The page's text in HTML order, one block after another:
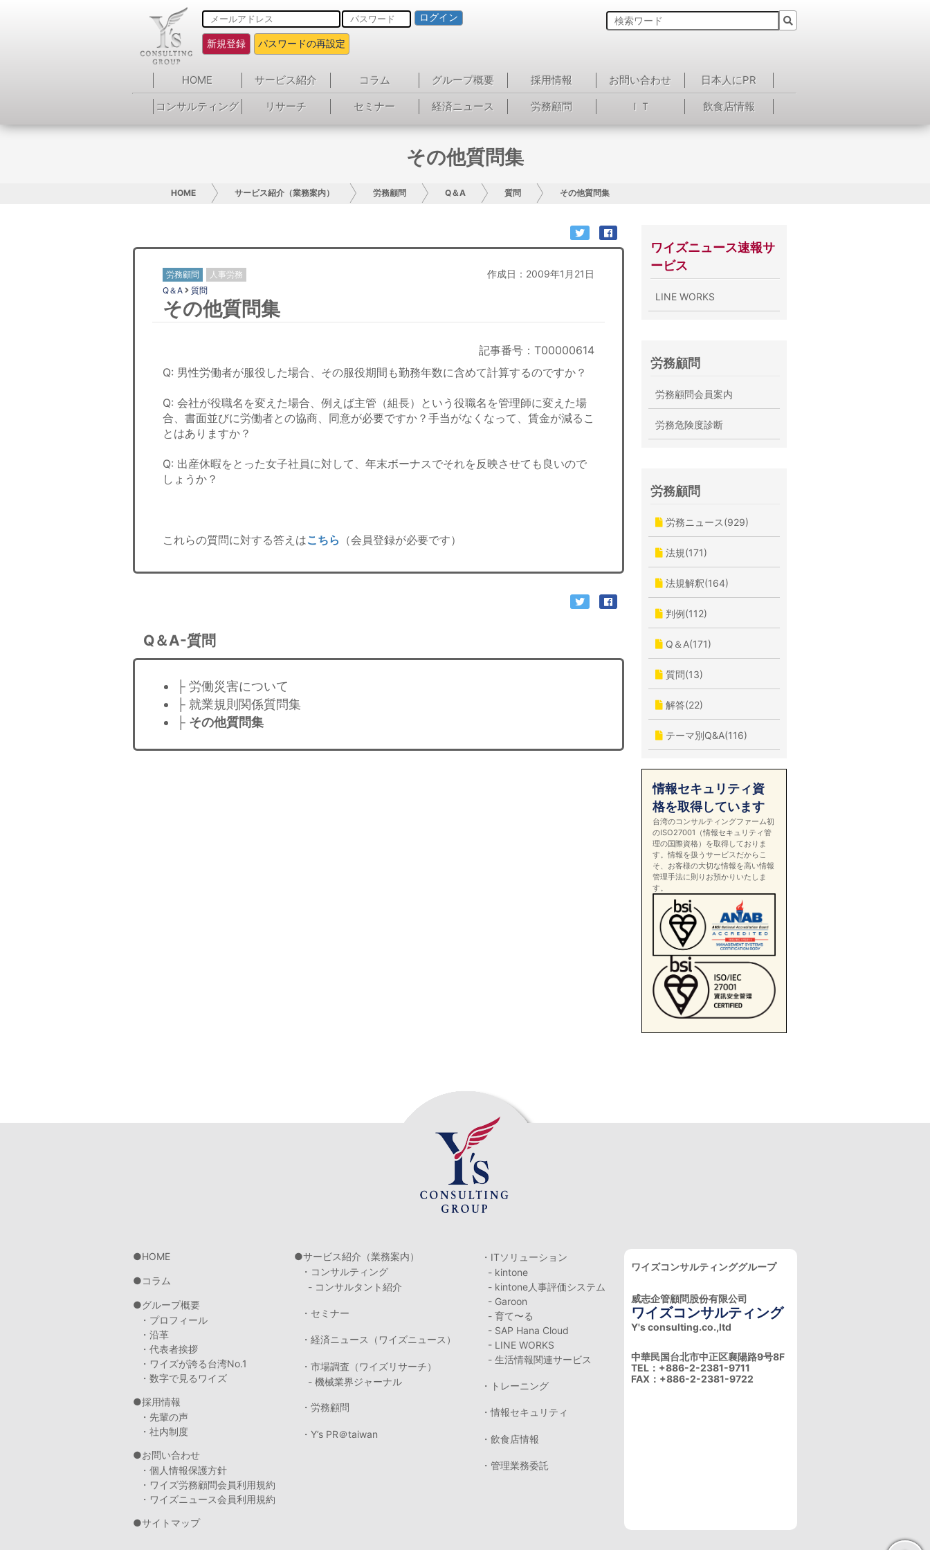
ログイン
新規登録 パスワードの再設定
HOME サービス紹介 コラム グループ概要 採用情報 お問い合わせ
日本人にPR
コンサルティング
リサーチ セミナー 経済ニュース 労務顧問 ＩＴ 飲食店情報
その他質問集
HOME サービス紹介（業務案内） 労務顧問 Q＆A 質問 その他質問集
労務顧問 人事労務 作成日：2009年1月21日
Q＆A 質問
その他質問集
記事番号：T00000614
Q: 男性労働者が服役した場合、その服役期間も勤務年数に含めて計算するのですか？
Q: 会社が役職名を変えた場合、例えば主管（組長）という役職名を管理師に変えた場
合、書面並びに労働者との協商、同意が必要ですか？手当がなくなって、賃金が減るこ
とはありますか？
Q: 出産休暇をとった女子社員に対して、年末ボーナスでそれを反映させても良いので
しょうか？
これらの質問に対する答えはこちら （会員登録が必要です）
Q＆A-質問
├ 労働災害について
├ 就業規則関係質問集
├ その他質問集
ワイズニュース速報サ
ービス
LINE WORKS
労務顧問
労務顧問会員案内
労務危険度診断
労務顧問
労務ニュース(929)
法規(171)
法規解釈(164)
判例(112)
Q＆A(171)
質問(13)
解答(22)
テーマ別Q&A(116)
情報セキュリティ資
格を取得しています
台湾のコンサルティングファーム初
のISO27001（情報セキュリティ管
理の国際資格）を取得しておりま
す。情報を扱うサービスだからこ
そ、お客様の大切な情報を高い情報
管理手法に則りお預かりいたしま
す。
HOME
コラム
グループ概要
・プロフィール
・沿革
・代表者挨拶
・ワイズが誇る台湾No.1
・数字で見るワイズ
採用情報
・先輩の声
・社内制度
お問い合わせ
・個人情報保護方針
・ワイズ労務顧問会員利用規約
・ワイズニュース会員利用規約
サイトマップ
サービス紹介（業務案内）
・コンサルティング
- コンサルタント紹介
・セミナー
・経済ニュース（ワイズニュース）
・市場調査（ワイズリサーチ）
- 機械業界ジャーナル
・労務顧問
・Y’s PR＠taiwan
・ITソリューション
- kintone
- kintone人事評価システム
- Garoon
- 育て〜る
- SAP Hana Cloud
- LINE WORKS
- 生活情報関連サービス
・トレーニング
・情報セキュリティ
・飲食店情報
・管理業務委託
ワイズコンサルティンググループ
威志企管顧問股份有限公司
ワイズコンサルティング
Y's consulting.co.,ltd
中華民国台北市中正区襄陽路9号8F
TEL：+886-2-2381-9711
FAX：+886-2-2381-9722